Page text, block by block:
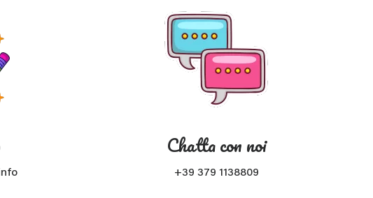
Chatta con noi
+39 379 1138809